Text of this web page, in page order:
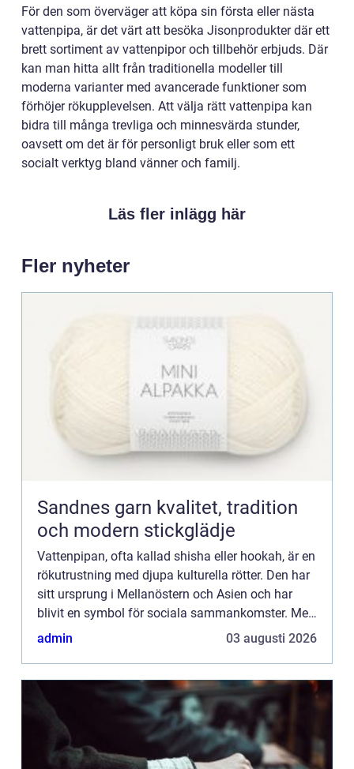
För den som överväger att köpa sin första eller nästa
vattenpipa, är det värt att besöka Jisonprodukter där ett
brett sortiment av vattenpipor och tillbehör erbjuds. Där
kan man hitta allt från traditionella modeller till
moderna varianter med avancerade funktioner som
förhöjer rökupplevelsen. Att välja rätt vattenpipa kan
bidra till många trevliga och minnesvärda stunder,
oavsett om det är för personligt bruk eller som ett
socialt verktyg bland vänner och familj.
Läs fler inlägg här
Fler nyheter
Sandnes garn kvalitet, tradition
och modern stickglädje
Vattenpipan, ofta kallad shisha eller hookah, är en
rökutrustning med djupa kulturella rötter. Den har
sitt ursprung i Mellanöstern och Asien och har
blivit en symbol för sociala sammankomster. Men
vad är det som gö...
admin 03 augusti 2026